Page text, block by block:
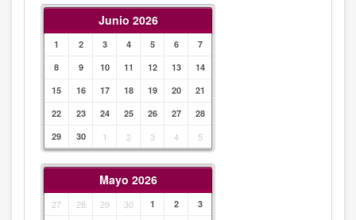
Junio 2026
1 2 3 4 5 6
7
8
9 10 11 12 13
14
15
16 17 18 19 20
21
22
23 24 25 26 27
28
29
30 1 2 3 4 5
Mayo 2026
27 28 29 30 1 2
3